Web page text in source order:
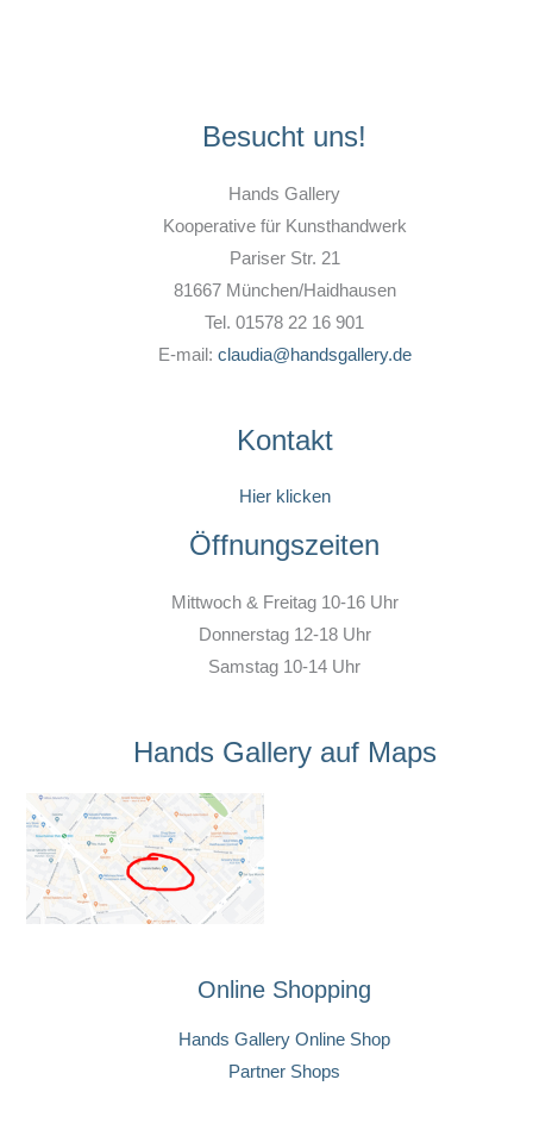
Besucht uns!
Hands Gallery
Kooperative für Kunsthandwerk
Pariser Str. 21
81667 München/Haidhausen
Tel. 01578 22 16 901
E-mail: claudia@handsgallery.de
Kontakt
Hier klicken
Öffnungszeiten
Mittwoch & Freitag 10-16 Uhr
Donnerstag 12-18 Uhr
Samstag 10-14 Uhr
Hands Gallery auf Maps
Online Shopping
Hands Gallery Online Shop
Partner Shops